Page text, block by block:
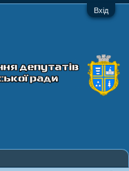
Вхід